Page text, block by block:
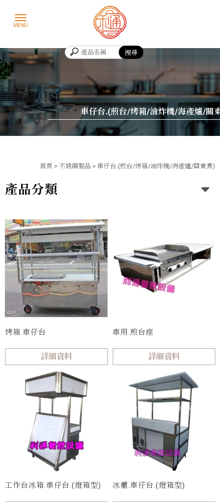
車仔台.(煎台/烤箱/油炸機/海產爐/關
首頁 > 不銹鋼製品 > 車仔台.(煎台/烤箱/油炸機/海產爐/關東煮)
產品分類
烤箱.車仔台
詳細資料
車用.煎台座
詳細資料
工作台冰箱.車仔台.(燈箱型) 冰櫃.車仔台.(燈箱型)